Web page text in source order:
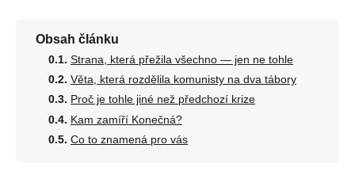
Obsah článku
Strana, která přežila všechno — jen ne tohle
Věta, která rozdělila komunisty na dva tábory
Proč je tohle jiné než předchozí krize
Kam zamíří Konečná?
Co to znamená pro vás